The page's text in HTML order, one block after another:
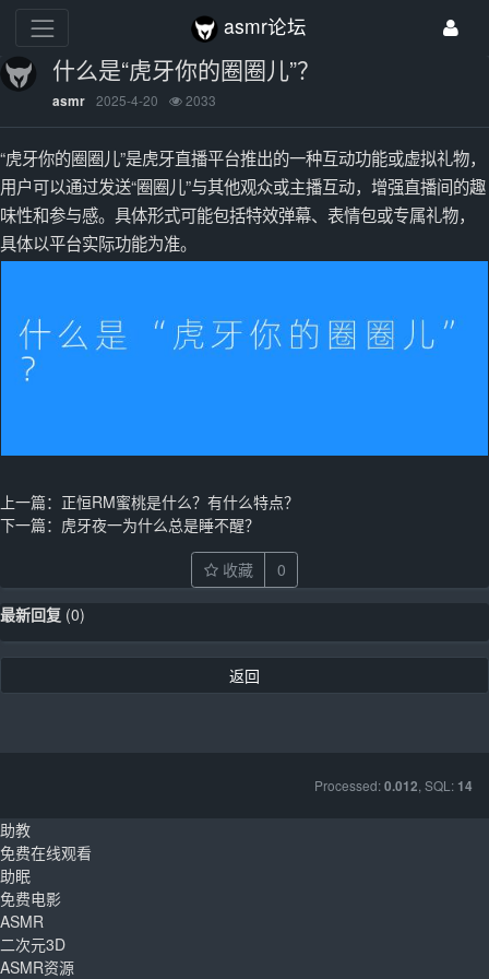
asmr论坛
什么是“虎牙你的圈圈儿”？
asmr 2025-4-20 2033
“虎牙你的圈圈儿”是虎牙直播平台推出的一种互动功能或虚拟礼物，
用户可以通过发送“圈圈儿”与其他观众或主播互动，增强直播间的趣
味性和参与感。具体形式可能包括特效弹幕、表情包或专属礼物，
具体以平台实际功能为准。
上一篇： 正恒RM蜜桃是什么？有什么特点？
下一篇： 虎牙夜一为什么总是睡不醒？
收藏 0
最新回复 (0)
返回
Processed:0.012 , SQL: 14
助教
免费在线观看
助眠
免费电影
ASMR
二次元3D
ASMR资源